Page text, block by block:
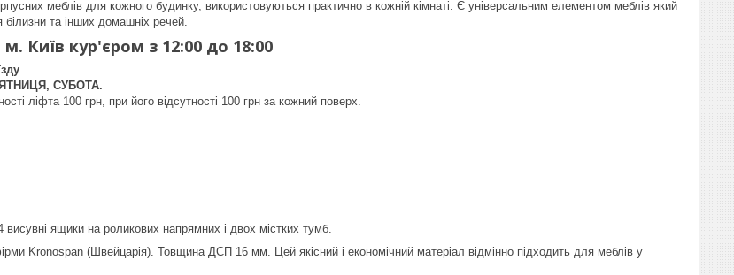
меблів для кожного будинку, використовуються практично в кожній кімнаті. Є універсальним елементом меблів який
білизни та інших домашніх речей.
Київ кур'єром з 12:00 до 18:00
СУБОТА.
ліфта 100 грн, при його відсутності 100 грн за кожний поверх.
висувні ящики на роликових напрямних і двох містких тумб.
Kronospan (Швейцарія). Товщина ДСП 16 мм. Цей якісний і економічний матеріал відмінно підходить для меблів у